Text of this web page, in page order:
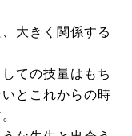
大きく関係する
ての技量はもち
とこれからの時